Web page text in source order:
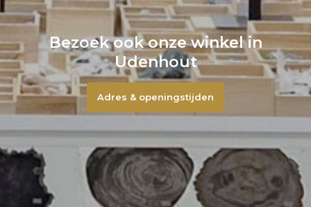
Bezoek ook onze winkel in
Udenhout
Adres & openingstijden